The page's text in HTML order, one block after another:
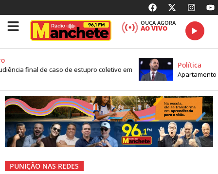
OUÇA AGORA
AO VIVO
final de caso de estupro coletivo em
Política
Apartamento
PUNIÇÃO NAS REDES